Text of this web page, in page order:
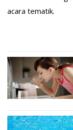
acara tematik.